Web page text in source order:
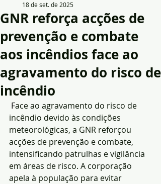
GNR reforça acções de
prevenção e combate
aos incêndios face ao
agravamento do risco de
incêndio
18 de set. de 2025
Face ao agravamento do risco de
incêndio devido às condições
meteorológicas, a GNR reforçou
acções de prevenção e combate,
intensificando patrulhas e vigilância
em áreas de risco. A corporação
apela à população para evitar